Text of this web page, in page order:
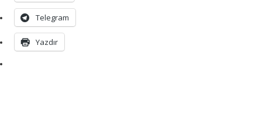
Telegram
Yazdır